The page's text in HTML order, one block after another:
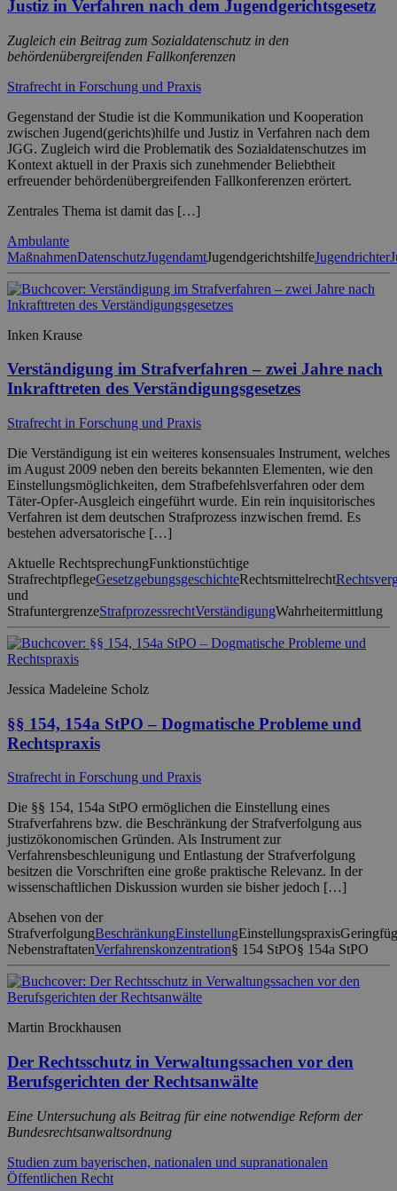
Justiz in Verfahren nach dem Jugendgerichtsgesetz
Zugleich ein Beitrag zum Sozialdatenschutz in den
behördenübergreifenden Fallkonferenzen
Strafrecht in Forschung und Praxis
Gegenstand der Studie ist die Kommunikation und Kooperation
zwischen Jugend(gerichts)hilfe und Justiz in Verfahren nach dem
JGG. Zugleich wird die Problematik des Sozialdatenschutzes im
Kontext aktuell in der Praxis sich zunehmender Beliebtheit
erfreuender behördenübergreifenden Fallkonferenzen erörtert.
Zentrales Thema ist damit das […]
Ambulante
MaßnahmenDatenschutzJugendamtJugendgerichtshilfeJugendrichter
Inken Krause
Verständigung im Strafverfahren – zwei Jahre nach
Inkrafttreten des Verständigungsgesetzes
Strafrecht in Forschung und Praxis
Die Verständigung ist ein weiteres konsensuales Instrument, welches
im August 2009 neben den bereits bekannten Elementen, wie den
Einstellungsmöglichkeiten, dem Strafbefehlsverfahren oder dem
Täter-Opfer-Ausgleich eingeführt wurde. Ein rein inquisitorisches
Verfahren ist dem deutschen Strafprozess inzwischen fremd. Es
bestehen adversatorische […]
Aktuelle RechtsprechungFunktionstüchtige
StrafrechtpflegeGesetzgebungsgeschichteRechtsmittelrecht
und
StrafuntergrenzeStrafprozessrechtVerständigungWahrheitermittlung
Jessica Madeleine Scholz
§§ 154, 154a StPO – Dogmatische Probleme und
Rechtspraxis
Strafrecht in Forschung und Praxis
Die §§ 154, 154a StPO ermöglichen die Einstellung eines
Strafverfahrens bzw. die Beschränkung der Strafverfolgung aus
justizökonomischen Gründen. Als Instrument zur
Verfahrensbeschleunigung und Entlastung der Strafverfolgung
besitzen die Vorschriften eine große praktische Relevanz. In der
wissenschaftlichen Diskussion wurden sie bisher jedoch […]
Absehen von der
StrafverfolgungBeschränkungEinstellungEinstellungspraxis
NebenstraftatenVerfahrenskonzentration§ 154 StPO§ 154a StPO
Martin Brockhausen
Der Rechtsschutz in Verwaltungssachen vor den
Berufsgerichten der Rechtsanwälte
Eine Untersuchung als Beitrag für eine notwendige Reform der
Bundesrechtsanwaltsordnung
Studien zum bayerischen, nationalen und supranationalen
Öffentlichen Recht